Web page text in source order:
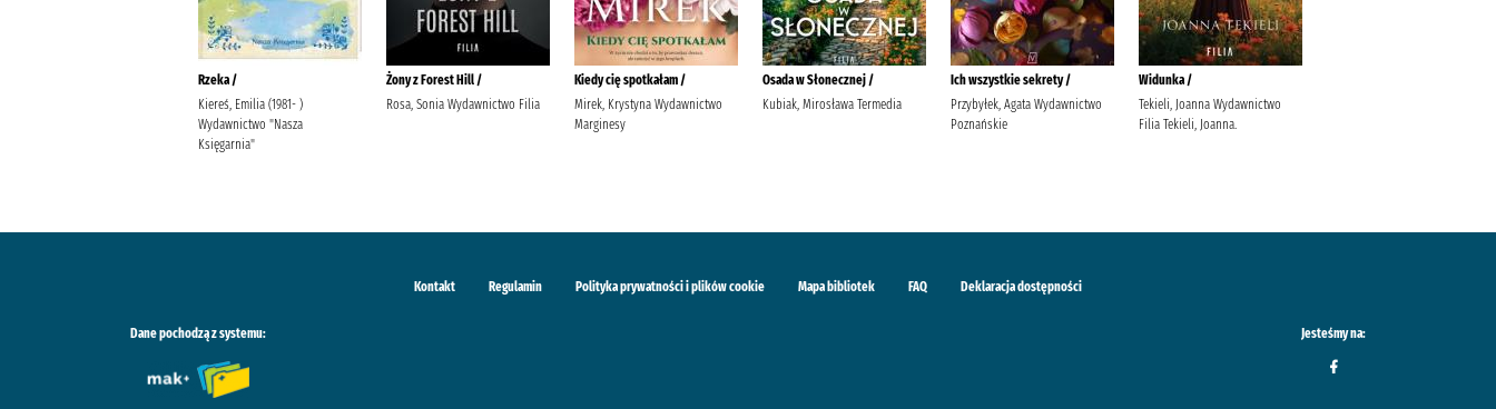
Rzeka /
Kiereś, Emilia (1981- )
Wydawnictwo "Nasza
Księgarnia"
Żony z Forest Hill /
Rosa, Sonia Wydawnictwo Filia
Kiedy cię spotkałam /
Mirek, Krystyna Wydawnictwo
Marginesy
Osada w Słonecznej /
Kubiak, Mirosława Termedia
Ich wszystkie sekrety /
Przybyłek, Agata Wydawnictwo
Poznańskie
Widunka /
Tekieli, Joanna Wydawnictwo
Filia Tekieli, Joanna.
Kontakt Regulamin Polityka prywatności i plików cookie Mapa bibliotek FAQ Deklaracja dostępności
Dane pochodzą z systemu: Jesteśmy na: